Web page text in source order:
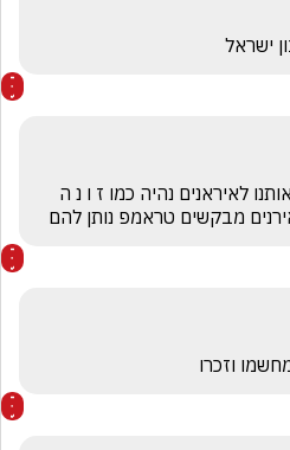
ישראל
מבקשים טראמפ נותן להם
וזכרו